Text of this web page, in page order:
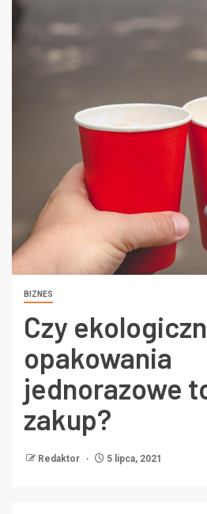
BIZNES
Czy
opakowania
jednorazowe
zakup?
Redaktor 5 lipca, 2021